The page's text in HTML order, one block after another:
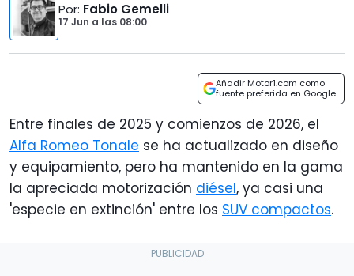
Por: Fabio Gemelli
17 Jun a las 08:00
Añadir Motor1.com como
fuente preferida en Google
Entre finales de 2025 y comienzos de 2026, el
Alfa Romeo Tonale se ha actualizado en diseño
y equipamiento, pero ha mantenido en la gama
la apreciada motorización diésel, ya casi una
'especie en extinción' entre los SUV compactos.